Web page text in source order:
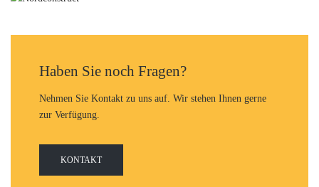
Haben Sie noch Fragen?
Nehmen Sie Kontakt zu uns auf. Wir stehen Ihnen gerne
zur Verfügung.
KONTAKT